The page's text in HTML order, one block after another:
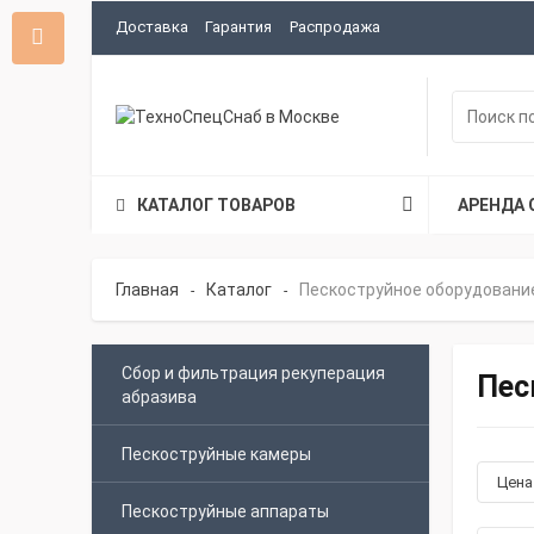
Доставка Гарантия Распродажа
КАТАЛОГ ТОВАРОВ АРЕНДА
Главная - Каталог - Пескоструйное
Сбор и фильтрация рекуперация
абразива
Пескоструйные камеры
Пескоструйные аппараты